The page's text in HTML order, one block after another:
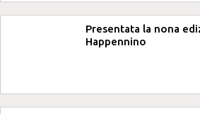
Presentata la nona
Happennino